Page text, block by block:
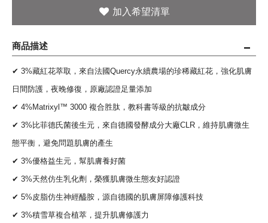
商品描述
✔ 3%藏紅花萃取，來自法國Quercy永續農場的珍稀藏紅花，強化肌膚
日間防護，夜晚修復，原廠認證足量添加
✔ 4%Matrixyl™ 3000 複合胜肽，教科書等級的抗皺成分
✔ 3%比菲德氏菌後生元，來自德國發酵成分大廠CLR，維持肌膚微生
態平衡，避免問題肌膚的產生
✔ 3%優格益生元，幫肌膚養好菌
✔ 3%天然仿生乳化劑，榮獲肌膚微生態友好認證
✔ 5%皮脂仿生神經醯胺，源自德國的肌膚屏障修護科技
✔ 3%積雪草複合植萃，提升肌膚修護力